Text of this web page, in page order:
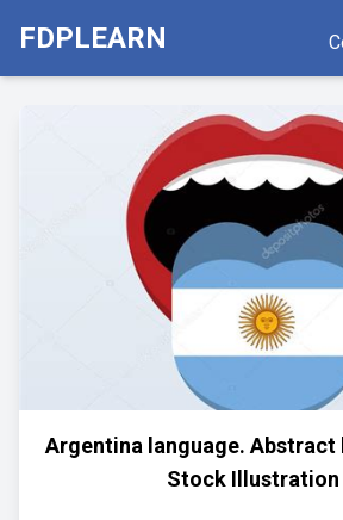
FDPLEARN
Argentina language. Abstract
Stock Illustration